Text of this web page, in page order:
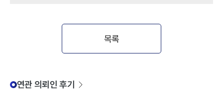
목록
연관 의뢰인 후기